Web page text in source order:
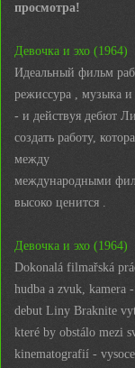
просмотра!
Девочка и эхо (1964)
Идеальный фильм
режиссура , музыка и
- и действуя дебют
создать работу,
между
международными
высоко ценится .
Девочка и эхо (1964)
Dokonalá filmařská
hudba a zvuk, kamera
debut Liny Braknite
které by obstálo mezi
kinematografií -